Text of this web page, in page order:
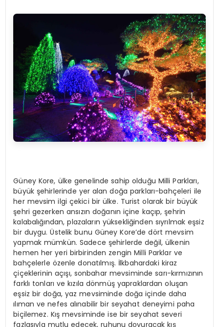
Güney Kore, ülke genelinde sahip olduğu Milli Parkları,
büyük şehirlerinde yer alan doğa parkları-bahçeleri ile
her mevsim ilgi çekici bir ülke. Turist olarak bir büyük
şehri gezerken ansızın doğanın içine kaçıp, şehrin
kalabalığından, plazaların yüksekliğinden sıyrılmak eşsiz
bir duygu. Üstelik bunu Güney Kore’de dört mevsim
yapmak mümkün. Sadece şehirlerde değil, ülkenin
hemen her yeri birbirinden zengin Milli Parklar ve
bahçelerle özenle donatılmış. İlkbahardaki kiraz
çiçeklerinin açışı, sonbahar mevsiminde sarı-kırmızının
farklı tonları ve kızıla dönmüş yapraklardan oluşan
eşsiz bir doğa, yaz mevsiminde doğa içinde daha
ılıman ve nefes alınabilir bir seyahat deneyimi paha
biçilemez. Kış mevsiminde ise bir seyahat severi
fazlasıyla mutlu edecek, ruhunu doyuracak kış